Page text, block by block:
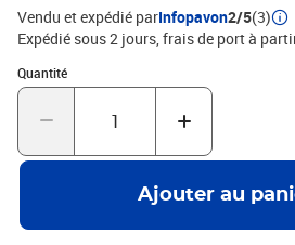
Vendu et expédié parInfopavon2/5(3)
Expédié sous 2 jours, frais de port à
Quantité
Quantité : 1
Ajouter au